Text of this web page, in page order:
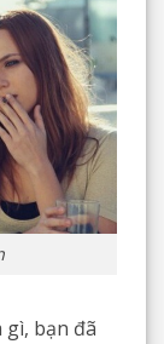
gì, bạn đã